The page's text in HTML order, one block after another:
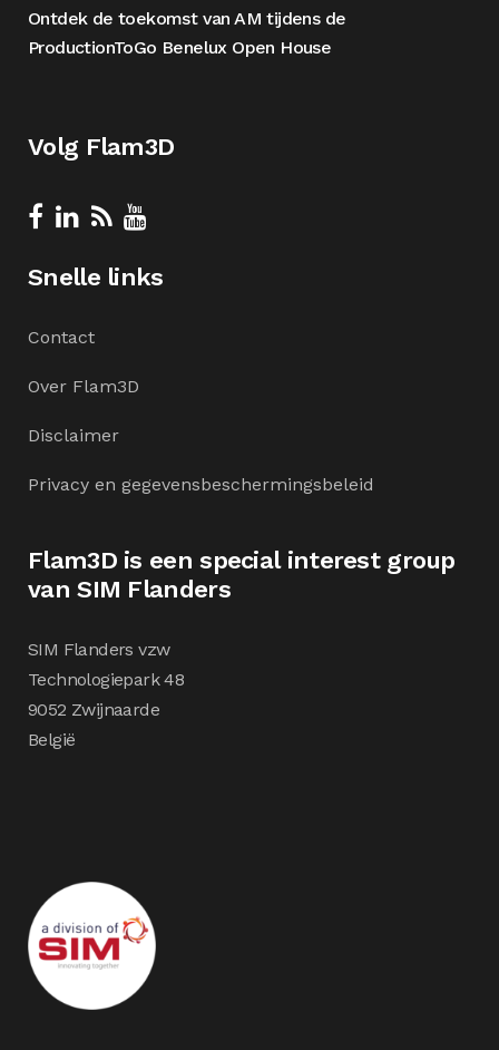
Ontdek de toekomst van AM tijdens de
ProductionToGo Benelux Open House
Volg Flam3D
Snelle links
Contact
Over Flam3D
Disclaimer
Privacy en gegevensbeschermingsbeleid
Flam3D is een special interest group
van SIM Flanders
SIM Flanders vzw
Technologiepark 48
9052 Zwijnaarde
België